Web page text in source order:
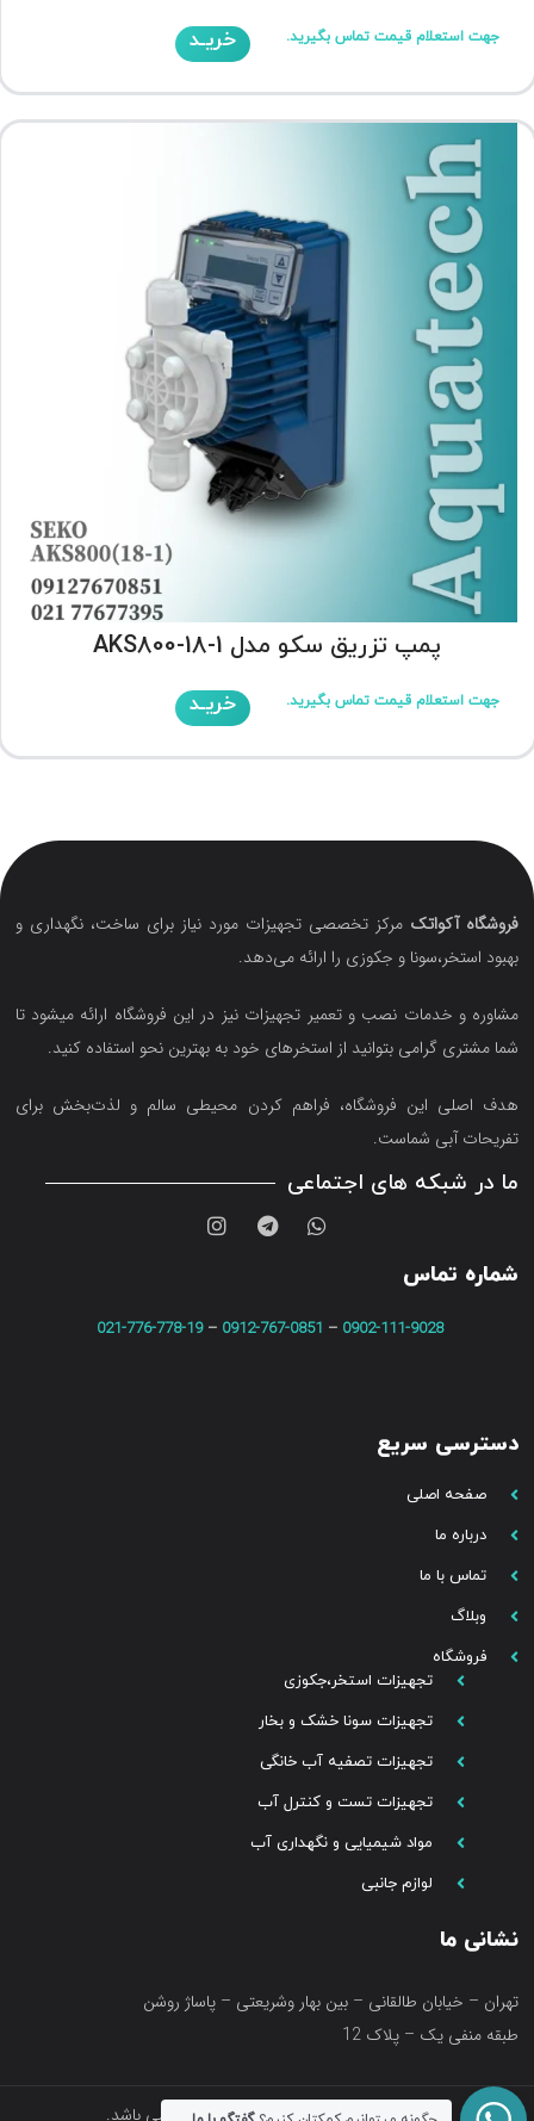
جهت استعلام قیمت تماس بگیرید. خریـد
پمپ تزریق سکو مدل AKS800-18-1
جهت استعلام قیمت تماس بگیرید. خریـد
فروشگاه آکواتک مرکز تخصصی تجهیزات مورد نیاز برای ساخت، نگهداری و
بهبود استخر،سونا و جکوزی را ارائه می‌دهد.
مشاوره و خدمات نصب و تعمیر تجهیزات نیز در این فروشگاه ارائه میشود تا
شما مشتری گرامی بتوانید از استخرهای خود به بهترین نحو استفاده کنید.
هدف اصلی این فروشگاه‌، فراهم کردن محیطی سالم و لذت‌بخش برای
تفریحات آبی شماست.
ما در شبکه های اجتماعی
شماره تماس
0902-111-9028
–
0912-767-0851
–
021-776-778-19
دسترسی سریع
صفحه اصلی
درباره ما
تماس با ما
وبلاگ
فروشگاه
تجهیزات استخر،جکوزی
تجهیزات سونا خشک و بخار
تجهیزات تصفیه آب خانگی
تجهیزات تست و کنترل آب
مواد شیمیایی و نگهداری آب
لوازم جانبی
نشانی ما
تهران – خیابان طالقانی – بین بهار وشریعتی – پاساژ روشن
طبقه منفی یک – پلاک 12
تمامی حقوق متعلق به فروشگاه آکواتک می باشد.